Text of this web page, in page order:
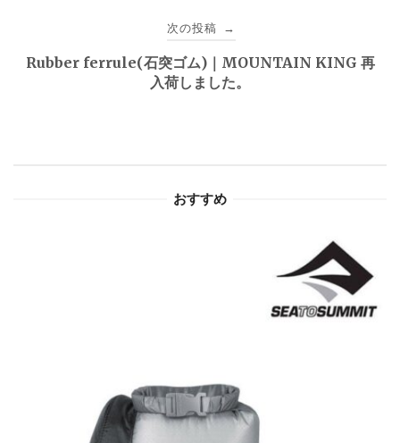
ゲ
次の投稿 →
Rubber ferrule(石突ゴム)｜MOUNTAIN KING 再
入荷しました。
おすすめ